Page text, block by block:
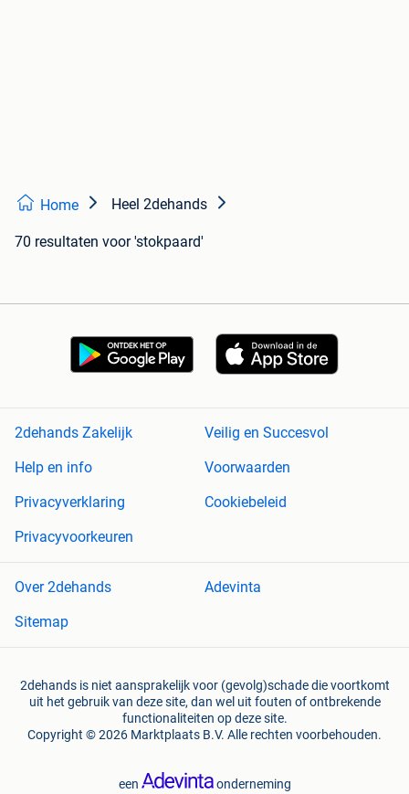
Home Heel 2dehands
70 resultaten voor 'stokpaard'
2dehands Zakelijk
Veilig en Succesvol
Help en info
Voorwaarden
Privacyverklaring
Cookiebeleid
Privacyvoorkeuren
Over 2dehands
Adevinta
Sitemap
2dehands is niet aansprakelijk voor (gevolg)schade die voortkomt
uit het gebruik van deze site, dan wel uit fouten of ontbrekende
functionaliteiten op deze site.
Copyright © 2026 Marktplaats B.V. Alle rechten voorbehouden.
een onderneming